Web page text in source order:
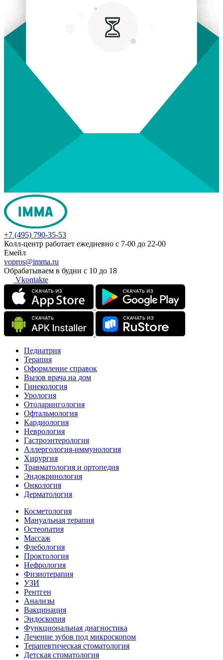
+7 (495) 790-35-53
Колл-центр работает ежедневно с 7-00 до 22-00
Емейл
vopros@imma.ru
Обрабатываем в будни с 10 до 18
Vkontakte
Педиатрия
Терапия
Оформление справок
Вызов врача на дом
Гинекология
Урология
Отоларингология
Офтальмология
Кардиология
Неврология
Гастроэнтерология
Аллергология-иммунология
Хирургия
Травматология и ортопедия
Эндокринология
Онкология
Дерматология
Косметология
Мануальная терапия
Остеопатия
Массаж
Флебология
Проктология
Нефрология
Физиотерапия
УЗИ
Рентген
Анализы
Вакцинация
Эндоскопия
Функциональная диагностика
Лечение зубов под микроскопом
Терапевтическая стоматология
Детская стоматология